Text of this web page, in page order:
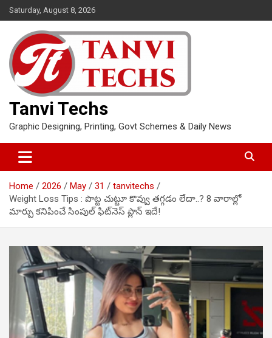
Skip
to
content
Saturday, August 8, 2026
Tanvi Techs
Graphic Designing, Printing, Govt Schemes & Daily News
Home 2026 May 31
tanvitechs
Weight Loss Tips : పొట్ట చుట్టూ కొవ్వు తగ్గడం లేదా..? 8 వారాల్లో
మార్పు కనిపించే సింపుల్ ఫిట్‌నెస్ ప్లాన్ ఇదే!